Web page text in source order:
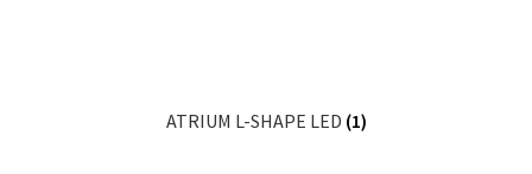
ATRIUM L-SHAPE LED (1)